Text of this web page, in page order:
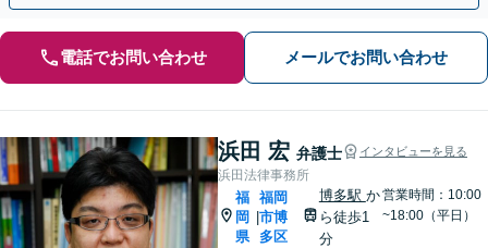
電話でお問い合わせ メールでお問い合わせ
浜田 宏 弁護士 インタビューを見る
浜田法律事務所
福
岡
県
|
福岡
市博
多区
博多駅 か
ら徒歩1
分
営業時間：10:00
~18:00（平日）